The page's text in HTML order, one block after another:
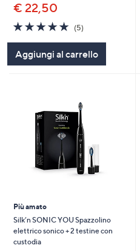
€ 22,50
4.8
of
Stars
(5)5
Aggiungi al carrello
Più amato
Silk’n SONIC YOU Spazzolino
elettrico sonico + 2 testine con
custodia